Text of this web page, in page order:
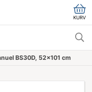
KURV
BS30D, 52x101 cm